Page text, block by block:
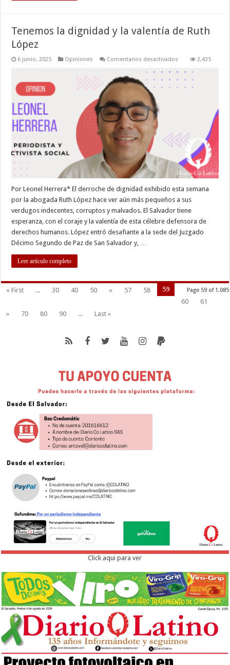
Tenemos la dignidad y la valentía de Ruth
López
6 junio, 2025 Opiniones Comentarios desactivados
la
dignidad
y
2,435
Por Leonel Herrera* El derroche de dignidad exhibido esta semana
por la abogada Ruth López hace ver aún más pequeños a sus
verdugos indecentes, corruptos y malvados. El Salvador tiene
esperanza, con el coraje y la valentía de esta célebre defensora de
derechos humanos. López entró desafiante a la sede del Juzgado
Décimo Segundo de Paz de San Salvador y, …
Leer artículo completo
Page 59 of 1.085
« First ... 30 40 50 « 57 58
59
60
61
»
70 80 90 ... Last »
Click aqui para ver